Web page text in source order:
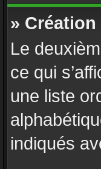
»
Le
ce qui
une liste
indiqués